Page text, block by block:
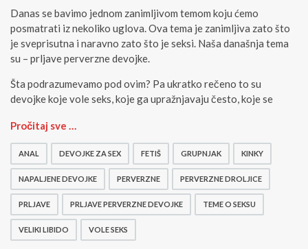
Danas se bavimo jednom zanimljivom temom koju ćemo
posmatrati iz nekoliko uglova. Ova tema je zanimljiva zato što
je sveprisutna i naravno zato što je seksi. Naša današnja tema
su – prljave perverzne devojke.
Šta podrazumevamo pod ovim? Pa ukratko rečeno to su
devojke koje vole seks, koje ga upražnjavaju često, koje se
P
j
v
P
Pročitaj sve …
ANAL DEVOJKE ZA SEX FETIŠ GRUPNJAK KINKY
NAPALJENE DEVOJKE PERVERZNE PERVERZNE DROLJICE
PRLJAVE PRLJAVE PERVERZNE DEVOJKE TEME O SEKSU
VELIKI LIBIDO VOLE SEKS